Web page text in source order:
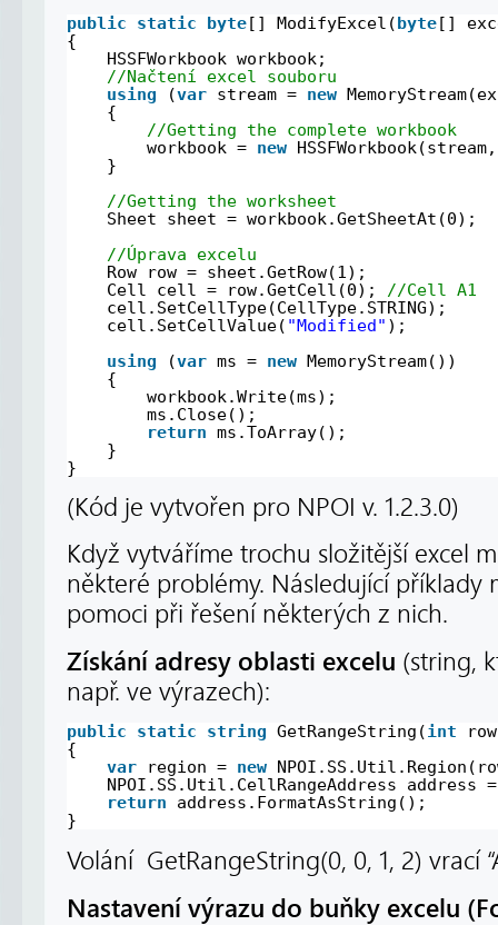
public static byte[] ModifyExcel(byte[]
{
HSSFWorkbook workbook;
//Načtení excel souboru
using
(var stream = new
{
//Getting the complete workbook
workbook = new
}
//Getting the worksheet
Sheet sheet = workbook.GetSheetAt(0);
//Úprava excelu
Row row = sheet.GetRow(1);
Cell cell = row.GetCell(0);
//Cell A1
cell.SetCellType(CellType.STRING);
cell.SetCellValue( "Modified" );
using
(var ms = new MemoryStream())
{
workbook.Write(ms);
ms.Close();
return ms.ToArray();
}
}
(Kód je vytvořen pro NPOI v. 1.2.3.0)
Když vytváříme trochu složitější excel
některé problémy. Následující příklady
pomoci při řešení některých z nich.
Získání adresy oblasti excelu (string,
např. ve výrazech):
public static string GetRangeString(int
{
var
region = new
NPOI.SS.Util.CellRangeAddress address
return
address.FormatAsString();
}
Volání GetRangeString(0, 0, 1, 2) vrací
Nastavení výrazu do buňky excelu